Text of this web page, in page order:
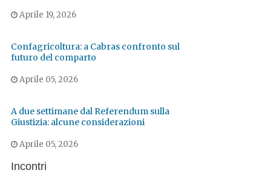
Aprile 19, 2026
Confagricoltura: a Cabras confronto sul
futuro del comparto
Aprile 05, 2026
A due settimane dal Referendum sulla
Giustizia: alcune considerazioni
Aprile 05, 2026
Incontri